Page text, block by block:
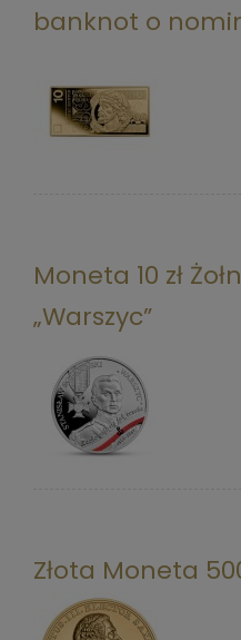
banknot o
Moneta 10 zł
„Warszyc”
Złota Moneta